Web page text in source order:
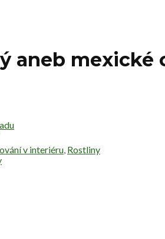
aneb
v interiéru, Rostliny